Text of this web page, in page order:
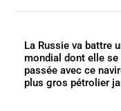
La Russie va battre
mondial dont elle se
passée avec ce
plus gros pétrolier